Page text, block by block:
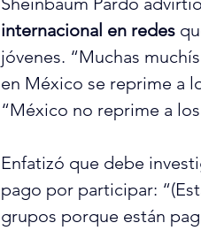
internacional en redes
jóvenes. “Muchas
en México se reprime a
“México no reprime a
Enfatizó que debe
pago por participar:
grupos porque están